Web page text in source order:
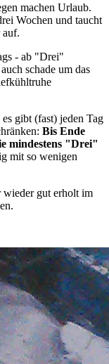
machen Urlaub.
Wochen und taucht
auf.
- ab "Drei"
schade um das
gibt (fast) jeden Tag
Bis Ende
mindestens "Drei"
mit so wenigen
wieder gut erholt im